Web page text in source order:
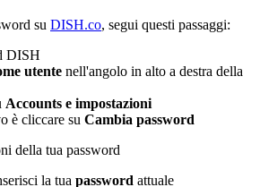
su DISH.co, segui questi passaggi:
DISH
utente nell'angolo in alto a destra della
Accounts e impostazioni
è cliccare su Cambia password
della tua password
la tua password attuale